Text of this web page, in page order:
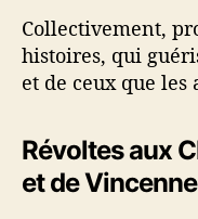
Collectivement,
histoires, qui
et de ceux que les
Révoltes aux
et de